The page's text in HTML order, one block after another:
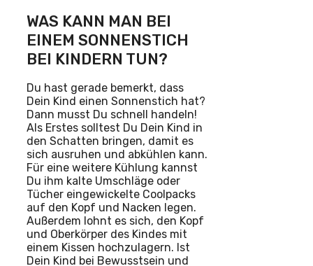
WAS KANN MAN BEI
EINEM SONNENSTICH
BEI KINDERN TUN?
Du hast gerade bemerkt, dass
Dein Kind einen Sonnenstich hat?
Dann musst Du schnell handeln!
Als Erstes solltest Du Dein Kind in
den Schatten bringen, damit es
sich ausruhen und abkühlen kann.
Für eine weitere Kühlung kannst
Du ihm kalte Umschläge oder
Tücher eingewickelte Coolpacks
auf den Kopf und Nacken legen.
Außerdem lohnt es sich, den Kopf
und Oberkörper des Kindes mit
einem Kissen hochzulagern. Ist
Dein Kind bei Bewusstsein und